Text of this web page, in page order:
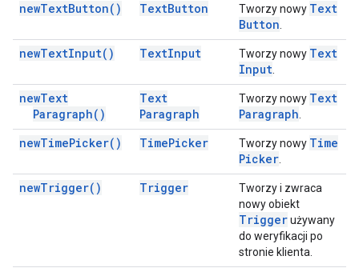
newTextButton( ) TextButton Tworzy nowy Text
Button
newTextInput( ) TextInput Tworzy nowy Text
Input
newText
Paragraph( )
Text
Paragraph
Tworzy nowy Text
Paragraph
newTimePicker( ) TimePicker Tworzy nowy Time
Picker
newTrigger( ) Trigger
Tworzy i zwraca
nowy obiekt
Triggerużywany
do weryfikacji po
stronie klienta.